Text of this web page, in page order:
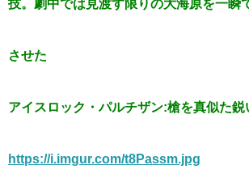
技。劇中では見渡す限りの大海原を一瞬
させた
アイスロック・パルチザン:槍を真似た鋭
https://i.imgur.com/t8Passm.jpg